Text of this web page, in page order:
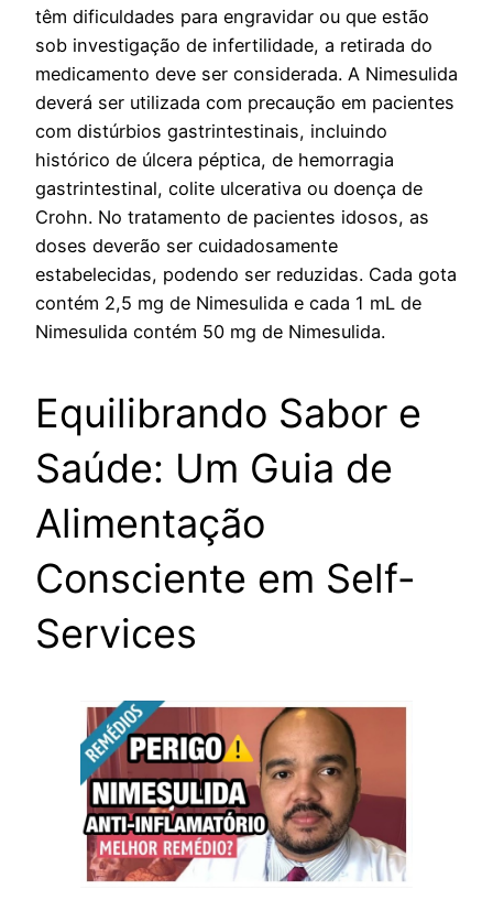
têm dificuldades para engravidar ou que estão
sob investigação de infertilidade, a retirada do
medicamento deve ser considerada. A Nimesulida
deverá ser utilizada com precaução em pacientes
com distúrbios gastrintestinais, incluindo
histórico de úlcera péptica, de hemorragia
gastrintestinal, colite ulcerativa ou doença de
Crohn. No tratamento de pacientes idosos, as
doses deverão ser cuidadosamente
estabelecidas, podendo ser reduzidas. Cada gota
contém 2,5 mg de Nimesulida e cada 1 mL de
Nimesulida contém 50 mg de Nimesulida.
Equilibrando Sabor e
Saúde: Um Guia de
Alimentação
Consciente em Self-
Services